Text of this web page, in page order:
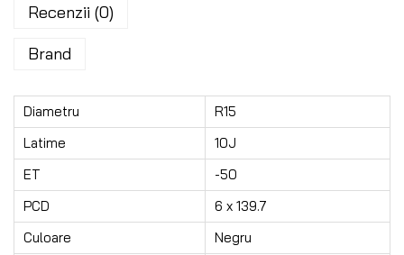
Recenzii (0)
Brand
Diametru
R15
Latime
10J
ET
-50
PCD
6 x 139.7
Culoare
Negru